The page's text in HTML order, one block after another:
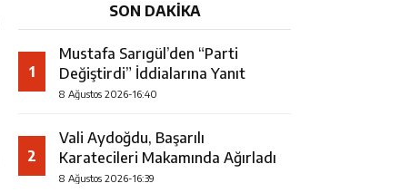
SON DAKİKA
1
Mustafa Sarıgül’den “Parti
Değiştirdi” İddialarına Yanıt
8 Ağustos 2026-16:40
2
Vali Aydoğdu, Başarılı
Karatecileri Makamında Ağırladı
8 Ağustos 2026-16:39